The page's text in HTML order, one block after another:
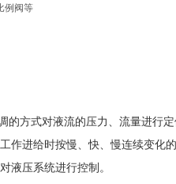
例阀等
方式对液流的压力、流量进行
作进给时按慢、快、慢连续变化
液压系统进行控制。